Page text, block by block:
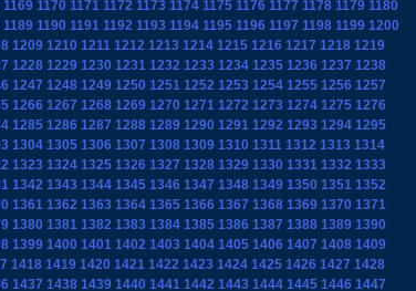
1169 1170 1171 1172 1173 1174 1175 1176 1177 1178 1179 1180
1189 1190 1191 1192 1193 1194 1195 1196 1197 1198 1199 1200
1209 1210 1211 1212 1213 1214 1215 1216 1217 1218 1219
1228 1229 1230 1231 1232 1233 1234 1235 1236 1237 1238
1247 1248 1249 1250 1251 1252 1253 1254 1255 1256 1257
1266 1267 1268 1269 1270 1271 1272 1273 1274 1275 1276
1285 1286 1287 1288 1289 1290 1291 1292 1293 1294 1295
1304 1305 1306 1307 1308 1309 1310 1311 1312 1313 1314
1323 1324 1325 1326 1327 1328 1329 1330 1331 1332 1333
1342 1343 1344 1345 1346 1347 1348 1349 1350 1351 1352
1361 1362 1363 1364 1365 1366 1367 1368 1369 1370 1371
1380 1381 1382 1383 1384 1385 1386 1387 1388 1389 1390
1399 1400 1401 1402 1403 1404 1405 1406 1407 1408 1409
1418 1419 1420 1421 1422 1423 1424 1425 1426 1427 1428
1437 1438 1439 1440 1441 1442 1443 1444 1445 1446 1447